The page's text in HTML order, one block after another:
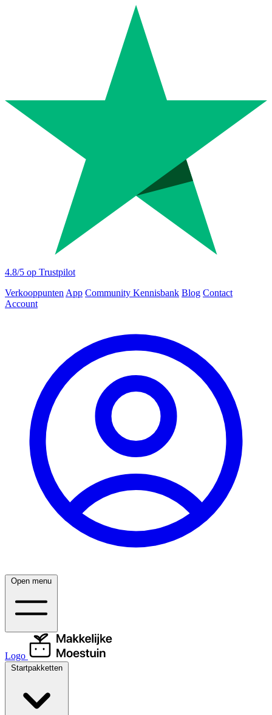
4.8/5 op Trustpilot
Verkooppunten App Community Kennisbank Blog Contact
Account
Open menu
Logo
Startpakketten